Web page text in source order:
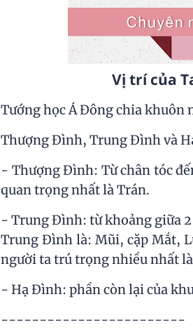
Vị trí của
Tướng học Á Đông chia khuôn
Thượng Đình, Trung Đình và
- Thượng Đình: Từ chân tóc
quan trọng nhất là Trán.
- Trung Đình: từ khoảng giữa 2
Trung Đình là: Mũi, cặp Mắt,
người ta trú trọng nhiều nhất
- Hạ Đình: phần còn lại của
------------------------